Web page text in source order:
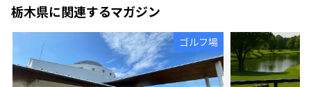
栃木県に関連するマガジン
ゴルフ場